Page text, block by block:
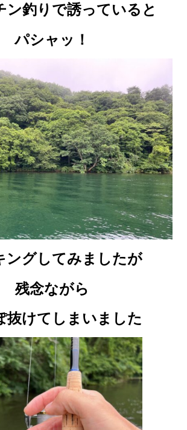
ン釣りで誘っていると
パシャッ！
ングしてみましたが
残念ながら
抜けてしまいました